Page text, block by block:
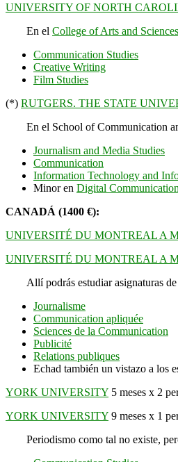
UNIVERSITY OF NORTH
En el College of Arts and Sciences
Communication Studies
Creative Writing
Film Studies
(*) RUTGERS. THE STATE
En el School of Communication
Journalism and Media Studies
Communication
Information Technology and
Minor en Digital
CANADÁ (1400 €):
UNIVERSITÉ DU MONTREAL A
UNIVERSITÉ DU MONTREAL A
Allí podrás estudiar asignaturas
Journalisme
Communication apliquée
Sciences de la Communication
Publicité
Relations publiques
Echad también un vistazo a los
YORK UNIVERSITY 5 meses x 2
YORK UNIVERSITY 9 meses x 1
Periodismo como tal no existe,